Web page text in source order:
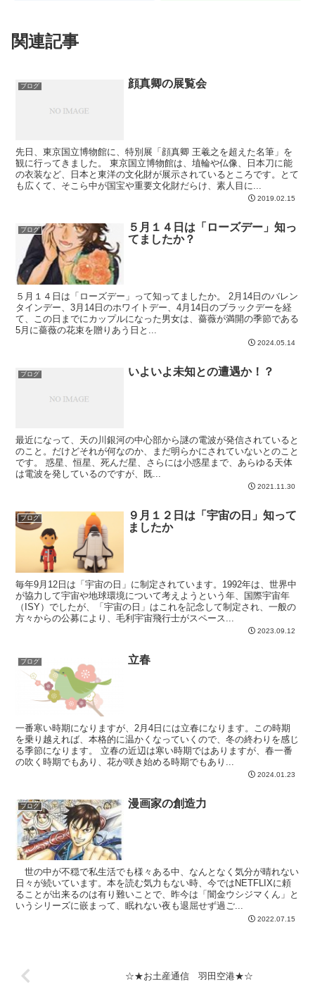
関連記事
ブログ 顔真卿の展覧会
先日、東京国立博物館に、特別展「顔真卿 王羲之を超えた名筆」を
観に行ってきました。 東京国立博物館は、埴輪や仏像、日本刀に能
の衣装など、日本と東洋の文化財が展示されているところです。とて
も広くて、そこら中が国宝や重要文化財だらけ、素人目に...
2019.02.15
ブログ
５月１４日は「ローズデー」知っ
てましたか？
５月１４日は「ローズデー」って知ってましたか。 2月14日のバレン
タインデー、3月14日のホワイトデー、4月14日のブラックデーを経
て、この日までにカップルになった男女は、薔薇が満開の季節である
5月に薔薇の花束を贈りあう日と...
2024.05.14
ブログ いよいよ未知との遭遇か！？
最近になって、天の川銀河の中心部から謎の電波が発信されていると
のこと。だけどそれが何なのか、まだ明らかにされていないとのこと
です。 惑星、恒星、死んだ星、さらには小惑星まで、あらゆる天体
は電波を発しているのですが、既...
2021.11.30
ブログ
９月１２日は「宇宙の日」知って
ましたか
毎年9月12日は「宇宙の日」に制定されています。1992年は、世界中
が協力して宇宙や地球環境について考えようという年、国際宇宙年
（ISY）でしたが、「宇宙の日」はこれを記念して制定され、一般の
方々からの公募により、毛利宇宙飛行士がスペース...
2023.09.12
ブログ 立春
一番寒い時期になりますが、2月4日には立春になります。この時期
を乗り越えれば、本格的に温かくなっていくので、冬の終わりを感じ
る季節になります。 立春の近辺は寒い時期ではありますが、春一番
の吹く時期でもあり、花が咲き始める時期でもあり...
2024.01.23
ブログ 漫画家の創造力
世の中が不穏で私生活でも様々ある中、なんとなく気分が晴れない
日々が続いています。本を読む気力もない時、今ではNETFLIXに頼
ることが出来るのは有り難いことで、昨今は「闇金ウシジマくん」と
いうシリーズに嵌まって、眠れない夜も退屈せず過ご...
2022.07.15
☆★お土産通信 羽田空港★☆